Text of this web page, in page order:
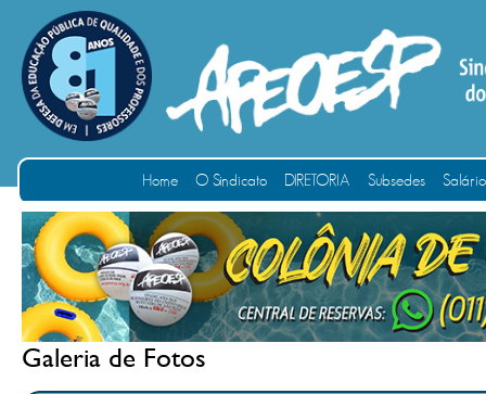
Home O Sindicato DIRETORIA Subsedes
Galeria de Fotos